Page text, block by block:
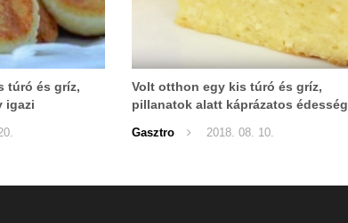
túró és gríz,
igazi
Volt otthon egy kis túró és gríz,
pillanatok alatt káprázatos édesség
Gasztro 2018. 08. 10.